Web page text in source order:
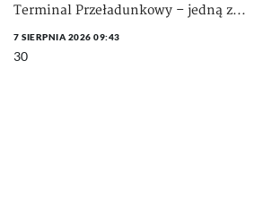
Terminal Przeładunkowy – jedną z...
7 SIERPNIA 2026 09:43
30